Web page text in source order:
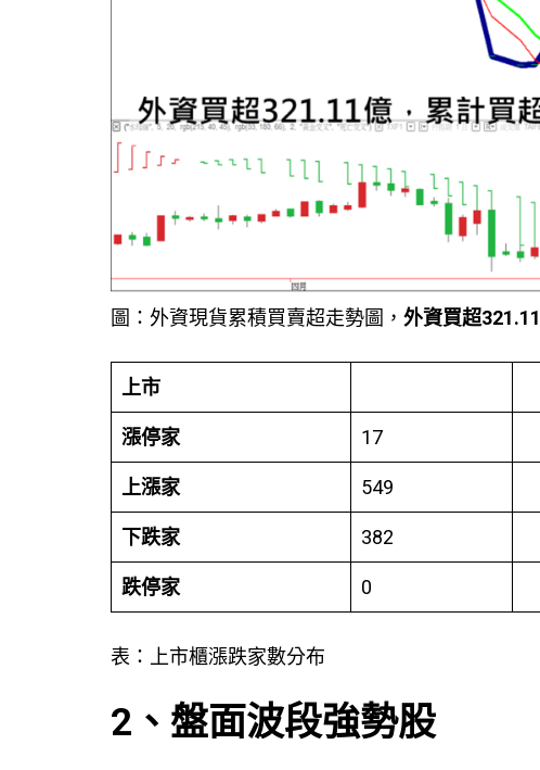
圖：外資現貨累積買賣超走勢圖， 外資買超321.11
上市
漲停家 17
上漲家 549
下跌家 382
跌停家 0
表：上市櫃漲跌家數分布
2、盤面波段強勢股